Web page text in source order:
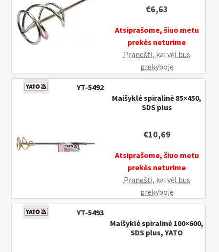
€6,63
Atsiprašome, šiuo metu
prekės neturime
Pranešti, kai vėl bus
prekyboje
YT-5492
Maišyklė spiralinė 85×450,
SDS plus
€10,69
Atsiprašome, šiuo metu
prekės neturime
Pranešti, kai vėl bus
prekyboje
YT-5493
Maišyklė spiralinė 100×600,
SDS plus, YATO